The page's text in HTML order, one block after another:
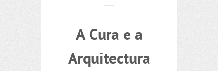
A Cura e a
Arquitectura